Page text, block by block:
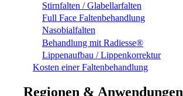
Stirnfalten / Glabellarfalten
Full Face Faltenbehandlung
Nasobialfalten
Behandlung mit Radiesse®
Lippenaufbau / Lippenkorrektur
Kosten einer Faltenbehandlung
Regionen & Anwendungen